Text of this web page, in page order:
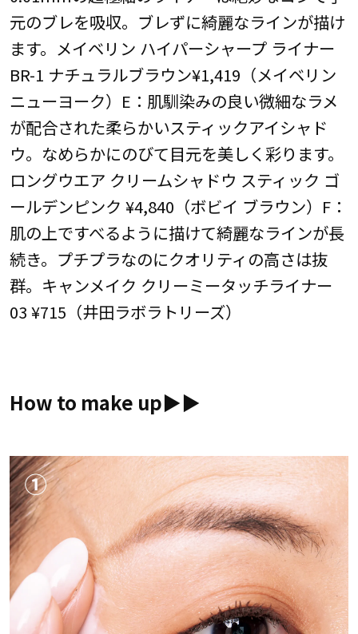
元のブレを吸収。ブレずに綺麗なラインが描け
ます。メイベリン ハイパーシャープ ライナー
BR-1 ナチュラルブラウン¥1,419（メイベリン
ニューヨーク）E：肌馴染みの良い微細なラメ
が配合された柔らかいスティックアイシャド
ウ。なめらかにのびて目元を美しく彩ります。
ロングウエア クリームシャドウ スティック ゴ
ールデンピンク ¥4,840（ボビイ ブラウン）F：
肌の上ですべるように描けて綺麗なラインが長
続き。プチプラなのにクオリティの高さは抜
群。キャンメイク クリーミータッチライナー
03 ¥715（井田ラボラトリーズ）
How to make up▶︎▶︎